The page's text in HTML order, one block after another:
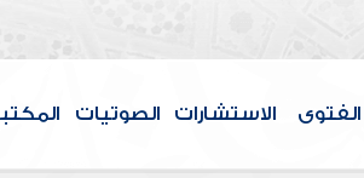
الفتوى الاستشارات الصوتيات